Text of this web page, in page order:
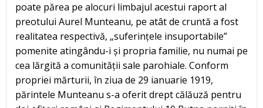
poate părea pe alocuri limbajul acestui raport al
preotului Aurel Munteanu, pe atât de cruntă a fost
realitatea respectivă, „suferințele insuportabile”
pomenite atingându-i și propria familie, nu numai pe
cea lărgită a comunității sale parohiale. Conform
propriei mărturii, în ziua de 29 ianuarie 1919,
părintele Munteanu s-a oferit drept călăuză pentru